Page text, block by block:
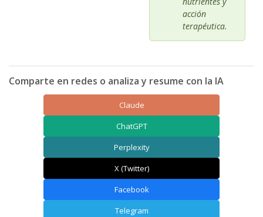
acción
terapéutica.
Comparte en redes o analiza y resume con la IA
Claude
ChatGPT
Perplexity
X (Twitter)
Facebook
Telegram